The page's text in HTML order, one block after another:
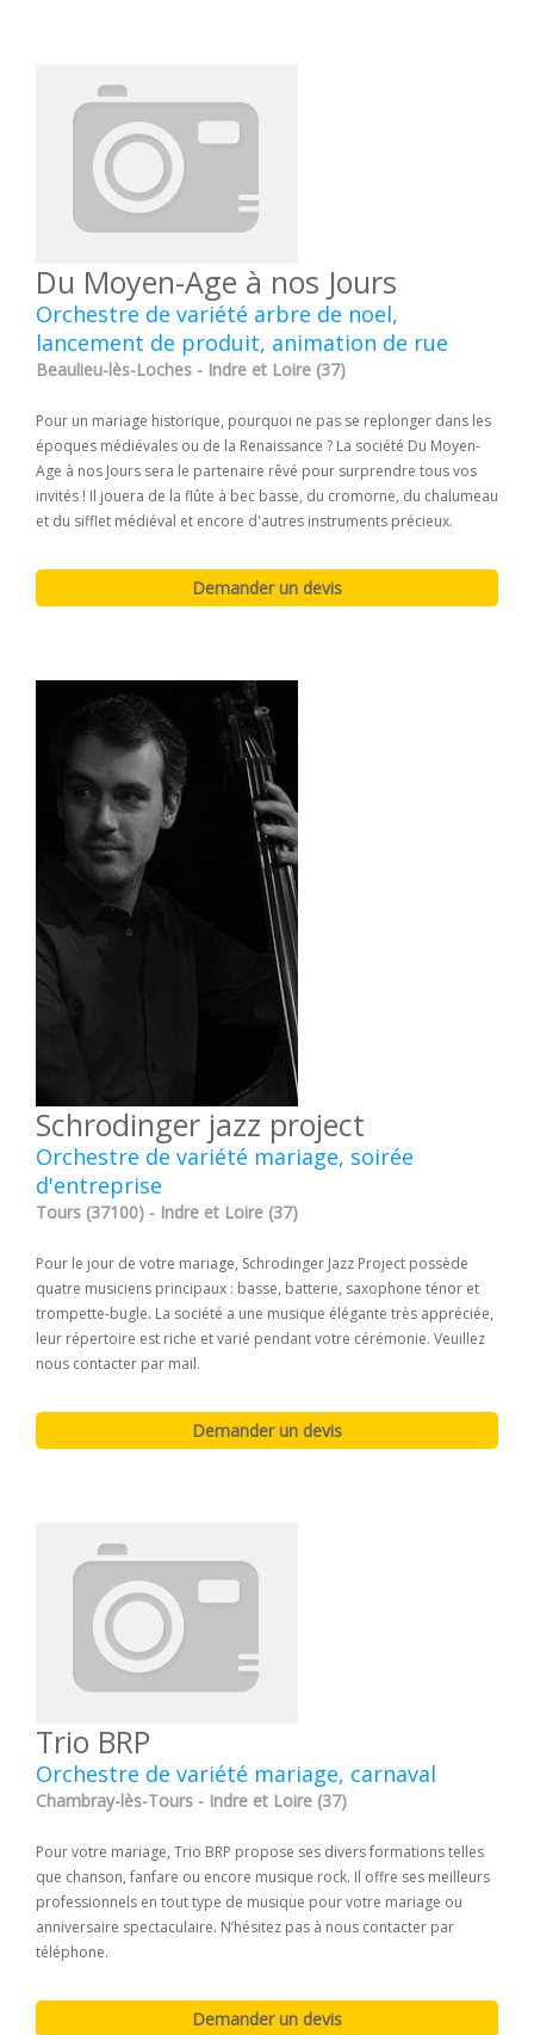
Du Moyen-Age à nos Jours
Orchestre de variété arbre de noel,
lancement de produit, animation de rue
Beaulieu-lès-Loches - Indre et Loire (37)
Pour un mariage historique, pourquoi ne pas se replonger dans les
époques médiévales ou de la Renaissance ? La société Du Moyen-
Age à nos Jours sera le partenaire rêvé pour surprendre tous vos
invités ! Il jouera de la flûte à bec basse, du cromorne, du chalumeau
et du sifflet médiéval et encore d'autres instruments précieux.
Schrodinger jazz project
Orchestre de variété mariage, soirée
d'entreprise
Tours (37100) - Indre et Loire (37)
Pour le jour de votre mariage, Schrodinger Jazz Project possède
quatre musiciens principaux : basse, batterie, saxophone ténor et
trompette-bugle. La société a une musique élégante très appréciée,
leur répertoire est riche et varié pendant votre cérémonie. Veuillez
nous contacter par mail.
Trio BRP
Orchestre de variété mariage, carnaval
Chambray-lès-Tours - Indre et Loire (37)
Pour votre mariage, Trio BRP propose ses divers formations telles
que chanson, fanfare ou encore musique rock. Il offre ses meilleurs
professionnels en tout type de musique pour votre mariage ou
anniversaire spectaculaire. N’hésitez pas à nous contacter par
téléphone.